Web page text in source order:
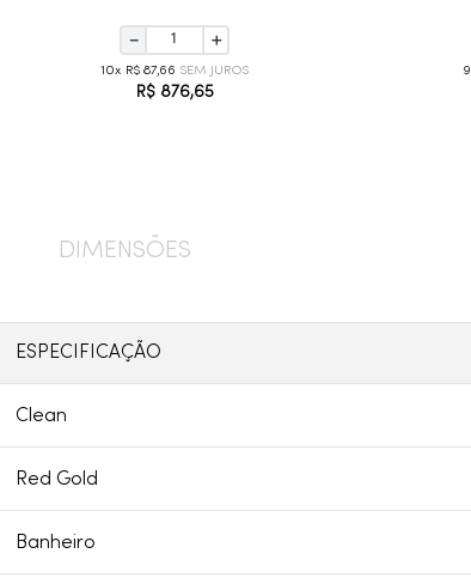
＋
－
10 R$ 87,66
R$ 876,65
9
DIMENSÕES
ESPECIFICAÇÃO
Clean
Red Gold
Banheiro